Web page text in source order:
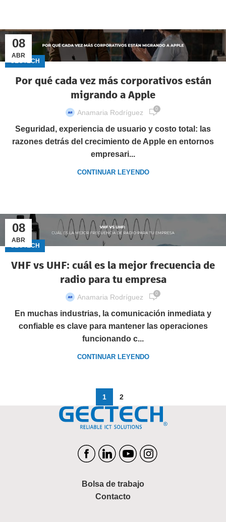
08
ABR
GECTECH
Por qué cada vez más corporativos están
migrando a Apple
Anamaria Rodríguez 0
Seguridad, experiencia de usuario y costo total: las
razones detrás del crecimiento de Apple en entornos
empresari...
CONTINUAR LEYENDO
08
ABR
GECTECH
VHF vs UHF: cuál es la mejor frecuencia de
radio para tu empresa
Anamaria Rodríguez 0
En muchas industrias, la comunicación inmediata y
confiable es clave para mantener las operaciones
funcionando c...
CONTINUAR LEYENDO
1 2
Bolsa de trabajo
Contacto